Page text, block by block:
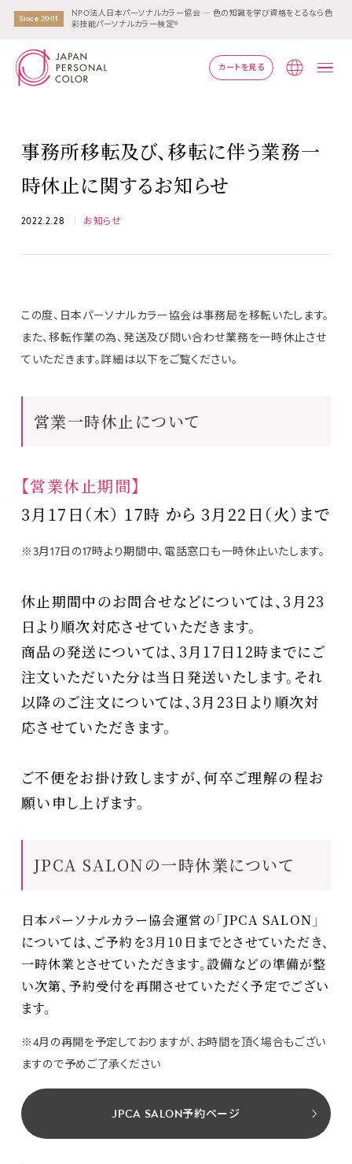
Since 2001
NPO法人日本パーソナルカラー協会 ― 色の知識を学び資格をとるなら色
彩技能パーソナルカラー検定®
カートを見る
事務所移転及び、移転に伴う業務一
時休止に関するお知らせ
2022.2.28 お知らせ
この度、日本パーソナルカラー協会は事務局を移転いたします。
また、移転作業の為、発送及び問い合わせ業務を一時休止させ
ていただきます。詳細は以下をご覧ください。
営業一時休止について
【営業休止期間】
3月17日（木） 17時 から 3月22日（火）まで
※3月17日の17時より期間中、電話窓口も一時休止いたします。
休止期間中のお問合せなどについては、3月23
日より順次対応させていただきます。
商品の発送については、3月17日12時までにご
注文いただいた分は当日発送いたします。それ
以降のご注文については、3月23日より順次対
応させていただきます。
ご不便をお掛け致しますが、何卒ご理解の程お
願い申し上げます。
JPCA SALONの一時休業について
日本パーソナルカラー協会運営の「JPCA SALON」
については、ご予約を3月10日までとさせていただき、
一時休業とさせていただきます。設備などの準備が整
い次第、予約受付を再開させていただく予定でござい
ます。
※4月の再開を予定しておりますが、お時間を頂く場合もござい
ますので予めご了承ください
JPCA SALON予約ページ